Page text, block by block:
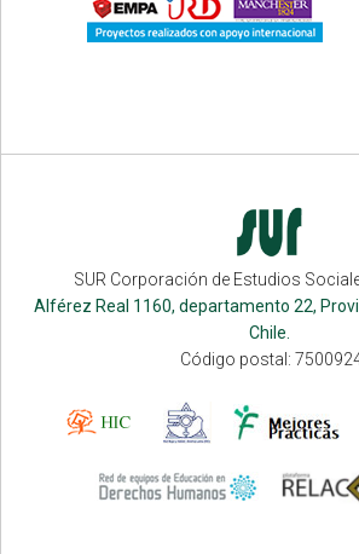
SUR Corporación de Estudios
Alférez Real 1160, departamento 22,
Chile.
Código postal: